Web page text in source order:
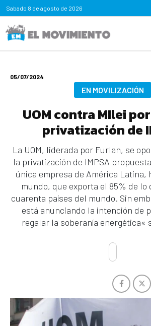
Sabado 8 de agosto de 2026
05/07/2024
EN MOVILIZACIÓN
UOM contra MIlei
privatización de
La UOM, liderada por Furlan, se
la privatización de IMPSA
única empresa de América Latina,
mundo, que exporta el 85% de lo
cuarenta países del mundo. Sin
está anunciando la intención de
regalar la soberanía energética«